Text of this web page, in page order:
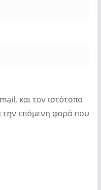
και τον ιστότοπο
την επόμενη φορά που